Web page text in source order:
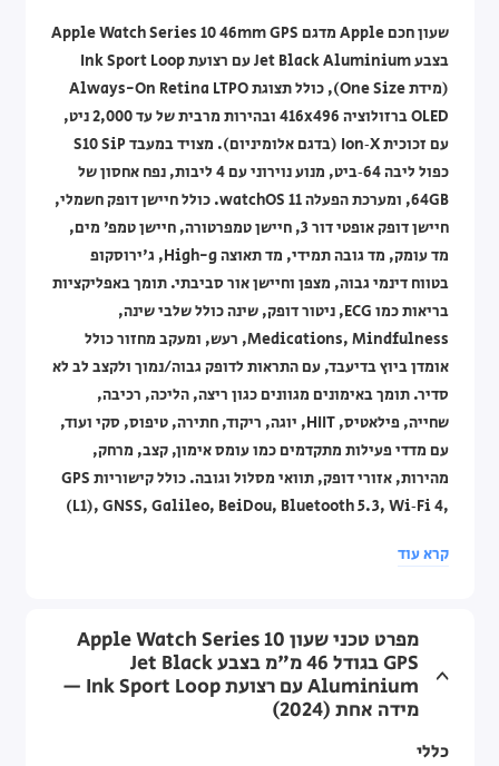
שעון חכם Apple מדגם Apple Watch Series 10 46mm GPS
בצבע Jet Black Aluminium עם רצועת Ink Sport Loop
(מידת One Size), כולל תצוגת Always-On Retina LTPO
OLED ברזולוציה 416x496 ובהירות מרבית של עד 2,000 ניט,
עם זכוכית Ion‑X (בדגם אלומיניום). מצויד במעבד S10 SiP
כפול ליבה 64‑ביט, מנוע נוירוני עם 4 ליבות, נפח אחסון של
64GB, ומערכת הפעלה watchOS 11. כולל חיישן דופק חשמלי,
חיישן דופק אופטי דור 3, חיישן טמפרטורה, חיישן טמפ' מים,
מד עומק, מד גובה תמידי, מד תאוצה High-g, ג'ירוסקופ
בטווח דינמי גבוה, מצפן וחיישן אור סביבתי. תומך באפליקציות
בריאות כמו ECG, ניטור דופק, שינה כולל שלבי שינה,
Medications, Mindfulness, רעש, ומעקב מחזור כולל
אומדן ביוץ בדיעבד, עם התראות לדופק גבוה/נמוך ולקצב לב לא
סדיר. תומך באימונים מגוונים כגון ריצה, הליכה, רכיבה,
שחייה, פילאטיס, HIIT, יוגה, ריקוד, חתירה, טיפוס, סקי ועוד,
עם מדדי פעילות מתקדמים כמו עומס אימון, קצב, מרחק,
מהירות, אזורי דופק, תוואי מסלול וגובה. כולל קישוריות GPS
(L1), GNSS, Galileo, BeiDou, Bluetooth 5.3, Wi‑Fi 4,
קרא עוד
מפרט טכני שעון Apple Watch Series 10
GPS בגודל 46 מ"מ בצבע Jet Black
Aluminium עם רצועת Ink Sport Loop —
מידה אחת (2024)
כללי